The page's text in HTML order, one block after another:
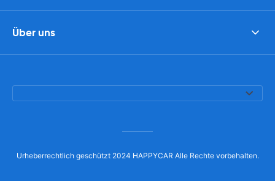
Über uns
Urheberrechtlich geschützt 2024 HAPPYCAR Alle Rechte vorbehalten.